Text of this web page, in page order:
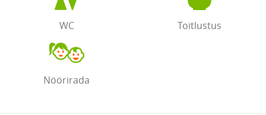
WC Toitlustus
Nöörirada